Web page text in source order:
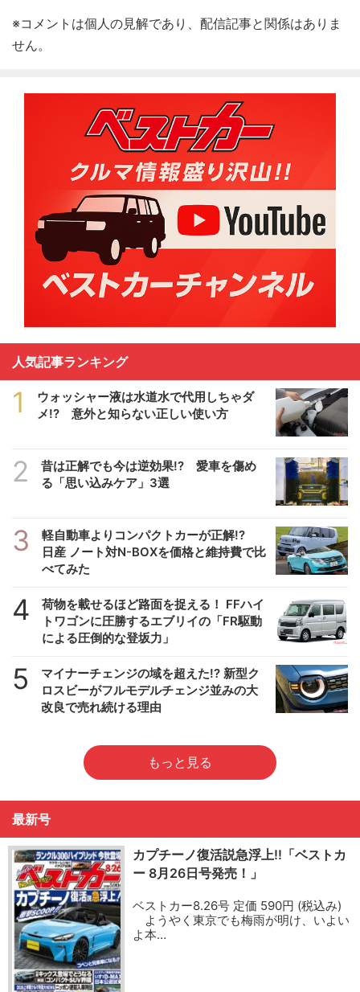
※コメントは個人の見解であり、配信記事と関係はありま
せん。
人気記事ランキング
1
ウォッシャー液は水道水で代用しちゃダ
メ!? 意外と知らない正しい使い方
2
昔は正解でも今は逆効果!? 愛車を傷め
る「思い込みケア」3選
3
軽自動車よりコンパクトカーが正解!?
日産 ノート対N-BOXを価格と維持費で比
べてみた
4
荷物を載せるほど路面を捉える！ FFハイ
トワゴンに圧勝するエブリイの「FR駆動
による圧倒的な登坂力」
5
マイナーチェンジの域を超えた!? 新型ク
ロスビーがフルモデルチェンジ並みの大
改良で売れ続ける理由
もっと見る
最新号
カプチーノ復活説急浮上!!「ベストカ
ー 8月26日号発売！」
ベストカー8.26号 定価 590円 (税込み)
ようやく東京でも梅雨が明け、いよい
よ本…